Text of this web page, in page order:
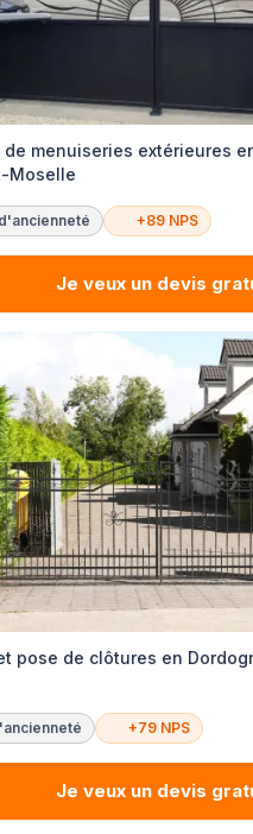
de menuiseries extérieures
Moselle
+89 NPS
Je veux un devis
pose de clôtures en
+79 NPS
Je veux un devis